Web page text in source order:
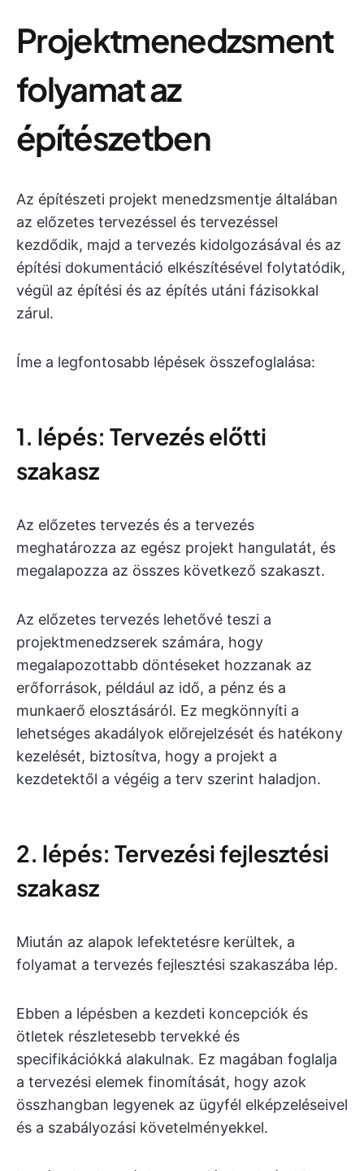
Projektmenedzsment
folyamat az
építészetben
Az építészeti projekt menedzsmentje általában
az előzetes tervezéssel és tervezéssel
kezdődik, majd a tervezés kidolgozásával és az
építési dokumentáció elkészítésével folytatódik,
végül az építési és az építés utáni fázisokkal
zárul.
Íme a legfontosabb lépések összefoglalása:
1. lépés: Tervezés előtti
szakasz
Az előzetes tervezés és a tervezés
meghatározza az egész projekt hangulatát, és
megalapozza az összes következő szakaszt.
Az előzetes tervezés lehetővé teszi a
projektmenedzserek számára, hogy
megalapozottabb döntéseket hozzanak az
erőforrások, például az idő, a pénz és a
munkaerő elosztásáról. Ez megkönnyíti a
lehetséges akadályok előrejelzését és hatékony
kezelését, biztosítva, hogy a projekt a
kezdetektől a végéig a terv szerint haladjon.
2. lépés: Tervezési fejlesztési
szakasz
Miután az alapok lefektetésre kerültek, a
folyamat a tervezés fejlesztési szakaszába lép.
Ebben a lépésben a kezdeti koncepciók és
ötletek részletesebb tervekké és
specifikációkká alakulnak. Ez magában foglalja
a tervezési elemek finomítását, hogy azok
összhangban legyenek az ügyfél elképzeléseivel
és a szabályozási követelményekkel.